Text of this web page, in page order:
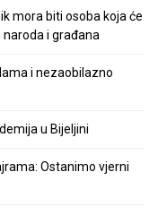
mora biti osoba koja će
i građana
i nezaobilazno
u Bijeljini
Ostanimo vjerni